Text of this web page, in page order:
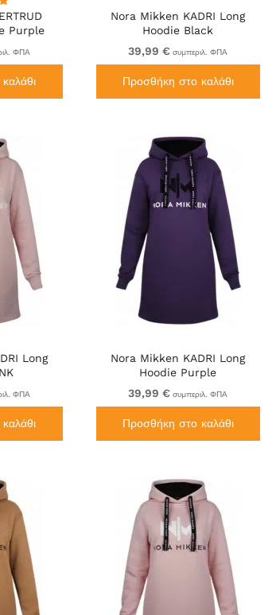
Purple
ΦΠΑ
Nora Mikken KADRI Long
Hoodie Black
39,99 € συμπεριλ. ΦΠΑ
Προσθήκη στο καλάθι
Long
ΦΠΑ
Nora Mikken KADRI Long
Hoodie Purple
39,99 € συμπεριλ. ΦΠΑ
Προσθήκη στο καλάθι